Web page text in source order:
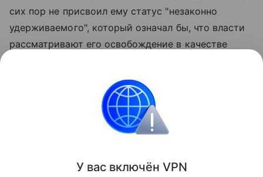
сих пор не присвоил ему статус "незаконно
удерживаемого", который означал бы, что власти
рассматривают его освобождение в качестве
соответствующие меры в рамках
межведомственного взаимодействия. При этом,
как отмечает Reuters, родственники Гилмана
просили об этом еще с 2023 года.
Поделиться
У вас включён VPN